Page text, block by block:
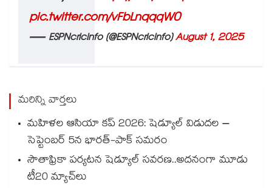
pic.twitter.com/vFbLnqqqW0
— ESPNcricinfo (@ESPNcricinfo)August 1, 2025
మరిన్ని వార్తలు
మహిళల ఆసియా కప్ 2026: షెడ్యూల్ విడుదల –
సెప్టెంబర్ 5న భారత్-పాక్ సమరం
సౌతాఫ్రికా పర్యటన షెడ్యూల్ సవరణ..అదనంగా మూడు
టీ20 మ్యాచ్‌లు